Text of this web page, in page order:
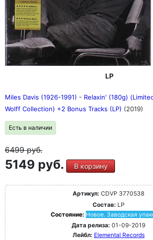
LP
Miles Davis (1926-1991) - Relaxin' (180g)
Wolff Collection) +2 Bonus Tracks (LP) (2019)
Есть в наличии
6499руб.
5149 руб. В корзину
Артикул: CDVP 3770538
Состав: LP
Состояние: Новое. Заводская
Дата релиза: 01-09-2019
Лейбл: Elemental Records